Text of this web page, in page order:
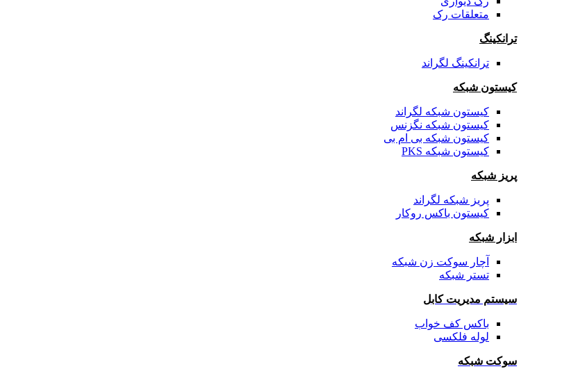
متعلقات رک
ترانکینگ
ترانکینگ لگراند
کیستون شبکه
کیستون شبکه لگراند
کیستون شبکه نگزنس
کیستون شبکه بی ام بی
کیستون شبکه PKS
پریز شبکه
پریز شبکه لگراند
کیستون باکس روکار
ابزار شبکه
آچار سوکت زن شبکه
تستر شبکه
سیستم مدیریت کابل
باکس کف خواب
لوله فلکسی
سوکت شبکه